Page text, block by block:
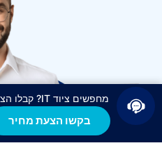
מחפשים ציוד IT? קבלו הצעת מחיר תוך 24 שעות!
בקשו הצעת מחיר